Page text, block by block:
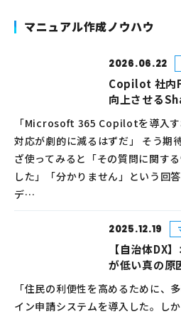
マニュアル作成ノウハウ
2026.06.22
Copilot 社内
向上させる
「Microsoft 365 Copilotを導入す
対応が劇的に減るはずだ」 そう期
ざ使ってみると「その質問に関す
した」「分かりません」という回
デ…
2025.12.19
【自治体DX
が低い真の原
知・マニュア
「住民の利便性を高めるために、
イン申請システムを導入した。し